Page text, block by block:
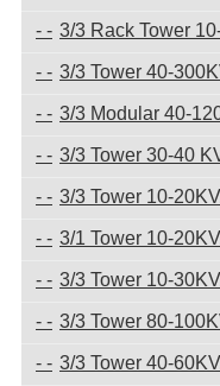
3/3 Rack Tower
3/3 Tower 40-
3/3 Modular 40-
3/3 Tower 30-40
3/3 Tower 10-
3/1 Tower 10-
3/3 Tower 10-
3/3 Tower 80-
3/3 Tower 40-